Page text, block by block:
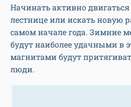
Начинать активно
лестнице или искать новую
самом начале года. Зимние
будут наиболее удачными в
магнитами будут
люди.